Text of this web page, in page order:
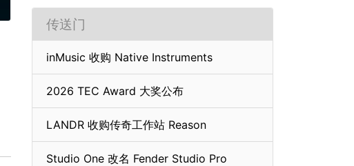
传送门
inMusic 收购 Native Instruments
2026 TEC Award 大奖公布
LANDR 收购传奇工作站 Reason
Studio One 改名 Fender Studio Pro